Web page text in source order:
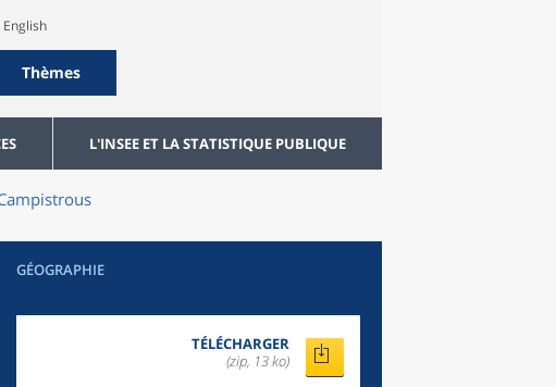
English
Thèmes
L'INSEE ET LA STATISTIQUE PUBLIQUE
GÉOGRAPHIE
TÉLÉCHARGER
(zip, 13 ko)